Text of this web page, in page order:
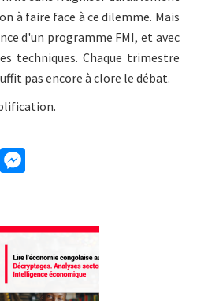
à faire face à ce dilemme. Mais
d'un programme FMI, et avec
techniques. Chaque trimestre
pas encore à clore le débat.
W
h
p
p
n
ge
r